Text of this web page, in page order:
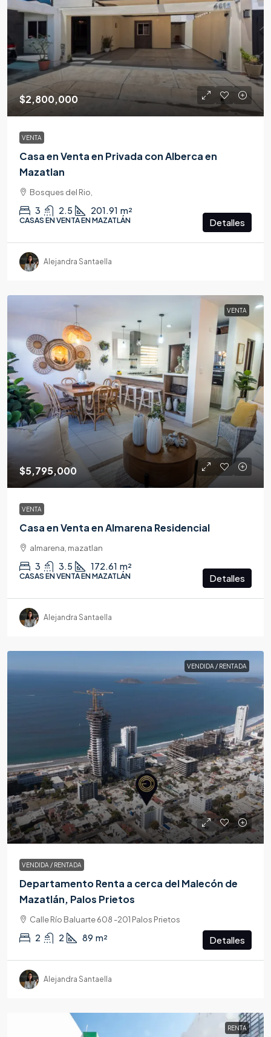
$2,800,000
VENTA
Casa en Venta en Privada con Alberca en
Mazatlan
Bosques del Rio,
3 2.5 201.91 m²
CASAS EN VENTA EN MAZATLÁN Detalles
Alejandra Santaella
VENTA
$5,795,000
VENTA
Casa en Venta en Almarena Residencial
almarena, mazatlan
3 3.5 172.61 m²
CASAS EN VENTA EN MAZATLÁN Detalles
Alejandra Santaella
VENDIDA / RENTADA
VENDIDA / RENTADA
Departamento Renta a cerca del Malecón de
Mazatlán, Palos Prietos
Calle Río Baluarte 608 -201 Palos Prietos
2 2 89 m² Detalles
Alejandra Santaella
RENTA